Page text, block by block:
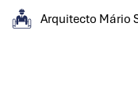
Arquitecto Mário